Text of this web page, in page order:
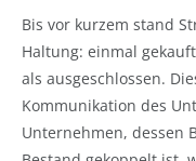
Bis vor kurzem stand
Haltung: einmal
als ausgeschlossen.
Kommunikation des
Unternehmen, dessen